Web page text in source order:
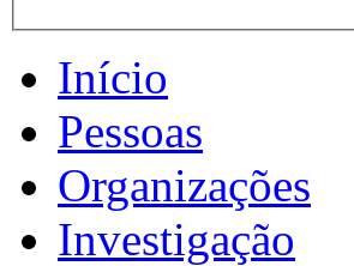
Início
Pessoas
Organizações
Investigação